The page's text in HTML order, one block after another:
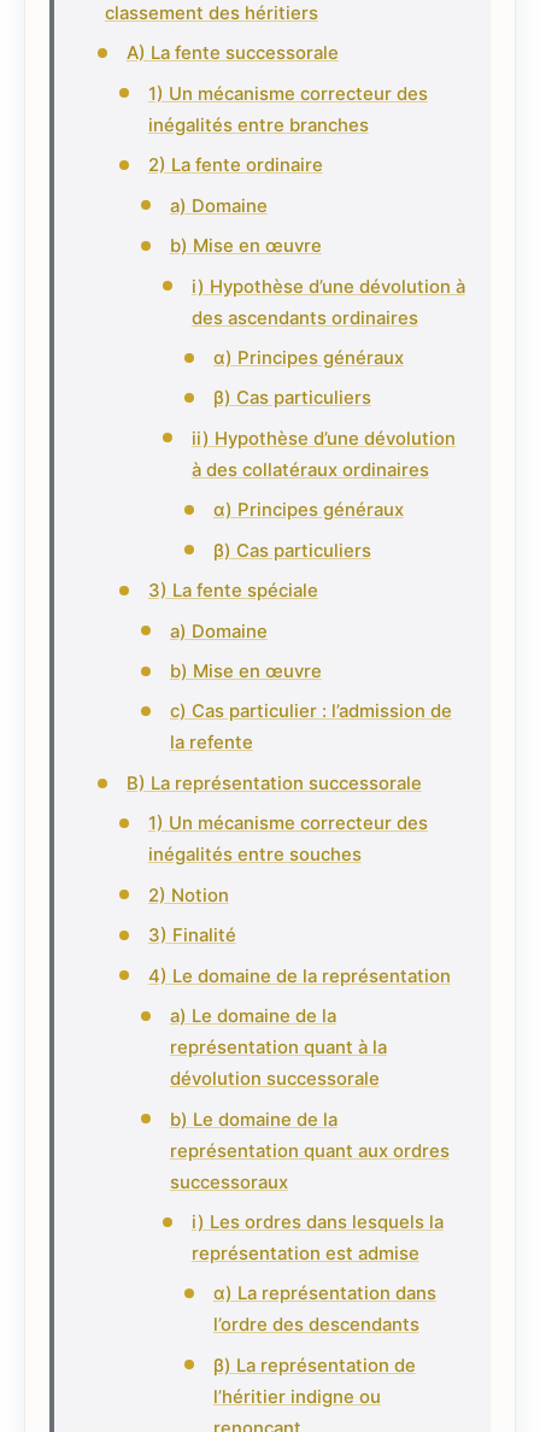
classement des héritiers
A) La fente successorale
1) Un mécanisme correcteur des
inégalités entre branches
2) La fente ordinaire
a) Domaine
b) Mise en œuvre
i) Hypothèse d’une dévolution à
des ascendants ordinaires
α) Principes généraux
β) Cas particuliers
ii) Hypothèse d’une dévolution
à des collatéraux ordinaires
α) Principes généraux
β) Cas particuliers
3) La fente spéciale
a) Domaine
b) Mise en œuvre
c) Cas particulier : l’admission de
la refente
B) La représentation successorale
1) Un mécanisme correcteur des
inégalités entre souches
2) Notion
3) Finalité
4) Le domaine de la représentation
a) Le domaine de la
représentation quant à la
dévolution successorale
b) Le domaine de la
représentation quant aux ordres
successoraux
i) Les ordres dans lesquels la
représentation est admise
α) La représentation dans
l’ordre des descendants
β) La représentation de
l’héritier indigne ou